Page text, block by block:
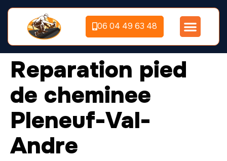
06 04 49 63 48
Reparation pied
de cheminee
Pleneuf-Val-
Andre